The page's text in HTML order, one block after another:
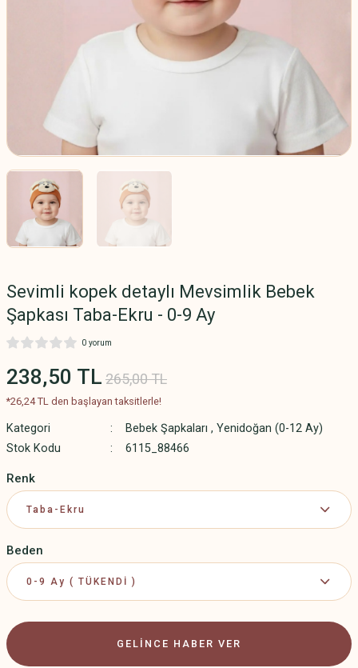
Sevimli kopek detaylı Mevsimlik Bebek
Şapkası Taba-Ekru - 0-9 Ay
0 yorum
238,50 TL 265,00 TL
*26,24 TL den başlayan taksitlerle!
Kategori Bebek Şapkaları , Yenidoğan (0-12 Ay)
Stok Kodu
6115_88466
Renk
Beden
GELİNCE HABER VER